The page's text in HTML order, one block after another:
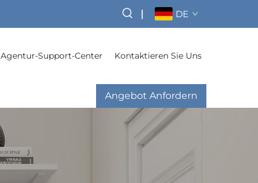
| DE
Agentur-Support-Center Kontaktieren Sie Uns
Angebot Anfordern